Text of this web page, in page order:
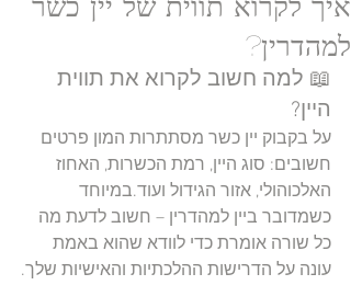
למהדרין?
📖 למה חשוב לקרוא את תווית
היין?
על בקבוק יין כשר מסתתרות המון פרטים
חשובים: סוג היין, רמת הכשרות, האחוז
האלכוהולי, אזור הגידול ועוד.במיוחד
כשמדובר ביין למהדרין – חשוב לדעת מה
כל שורה אומרת כדי לוודא שהוא באמת
עונה על הדרישות ההלכתיות והאישיות שלך.